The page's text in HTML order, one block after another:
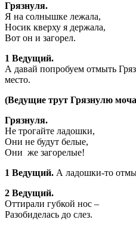
Грязнуля.
Я на солнышке лежала,
Носик кверху я держала,
Вот он и загорел.
1 Ведущий.
А давай попробуем отмыть
место.
(Ведущие трут Грязнулю
Грязнуля.
Не трогайте ладошки,
Они не будут белые,
Они же загорелые!
1 Ведущий. А ладошки-то
2 Ведущий.
Оттирали губкой нос –
Разобиделась до слез.